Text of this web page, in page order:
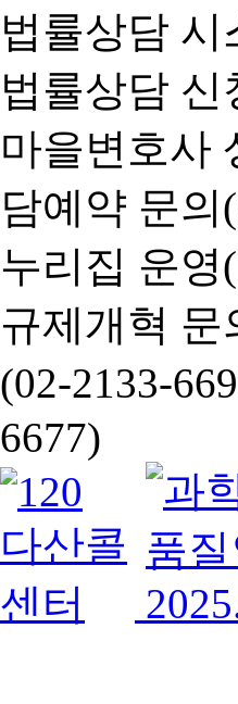
법률상담 시
법률상담 신
마을변호사
담예약 문의
누리집 운영
규제개혁 문
(02-2133-
6677)